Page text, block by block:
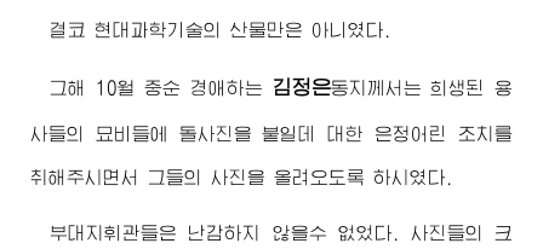
결코 현대과학기술의 산물만은 아니였다.
그해 10월 중순 경애하는 김정은동지 께서는 희생된 용
사들의 묘비들에 돌사진을 붙일데 대한 은정어린 조치를
취해주시면서 그들의 사진을 올려오도록 하시였다.
부대지휘관들은 난감하지 않을수 없었다. 사진들의 크